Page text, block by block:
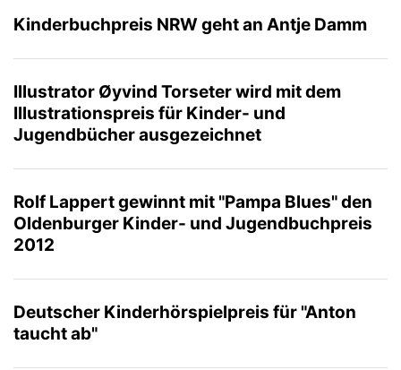
Kinderbuchpreis NRW geht an Antje Damm
Illustrator Øyvind Torseter wird mit dem
Illustrationspreis für Kinder- und
Jugendbücher ausgezeichnet
Rolf Lappert gewinnt mit "Pampa Blues" den
Oldenburger Kinder- und Jugendbuchpreis
2012
Deutscher Kinderhörspielpreis für "Anton
taucht ab"